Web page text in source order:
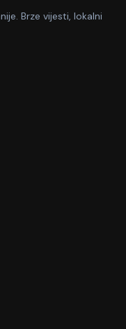
Brze vijesti, lokalni